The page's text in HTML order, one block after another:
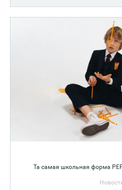
Та самая школьная форма